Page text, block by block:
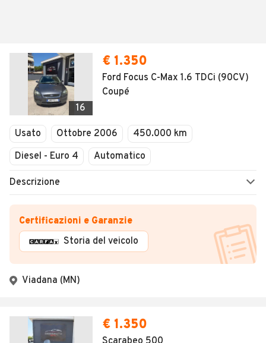
16
€ 1.350
Ford Focus C-Max 1.6 TDCi (90CV)
Coupé
Usato Ottobre 2006
450.000 km
Diesel - Euro 4
Automatico
Descrizione
Certificazioni e Garanzie
Storia del veicolo
Viadana (MN)
€ 1.350